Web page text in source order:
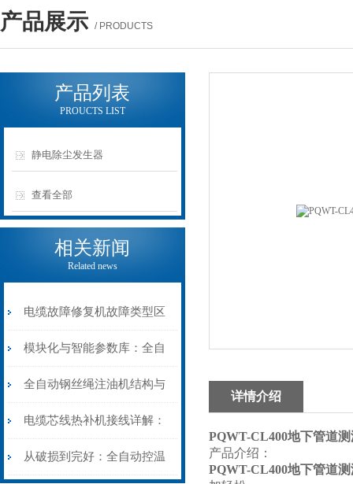
产品展示 / PRODUCTS
产品列表
PROUCTS LIST
静电除尘发生器
查看全部
相关新闻
Related news
电缆故障修复机故障类型区
分指南：从“绝缘电
阻”到“波形特征”的精准诊
断逻辑
模块化与智能参数库：全自
动电缆修复机的快速换型逻
辑
全自动钢丝绳注油机结构与
工作原理：揭秘高效润滑的
机械密码
电缆芯线热补机接线详解：
从入门到精通
从破损到完好：全自动控温
详情介绍
PQWT-CL400地下管道
产品介绍：
PQWT-CL400地下管道